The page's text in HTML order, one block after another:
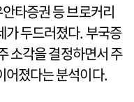
타증권 등 브로커리
가 두드러졌다. 부국증
소각을 결정하면서 주
어졌다는 분석이다.